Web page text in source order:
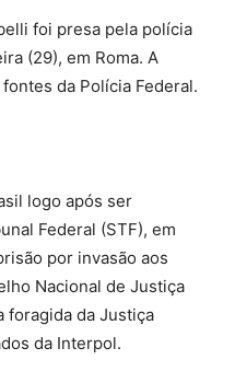
foi presa pela polícia
(29), em Roma. A
da Polícia Federal.
logo após ser
Federal (STF), em
por invasão aos
Nacional de Justiça
foragida da Justiça
da Interpol.